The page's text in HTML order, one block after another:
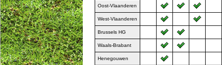
Oost-Vlaanderen
West-Vlaanderen
Brussels HG
Waals-Brabant
Henegouwen